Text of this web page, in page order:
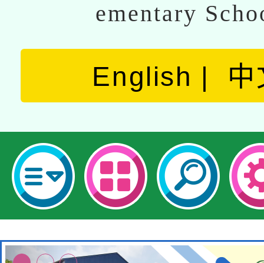
ementary
English 中